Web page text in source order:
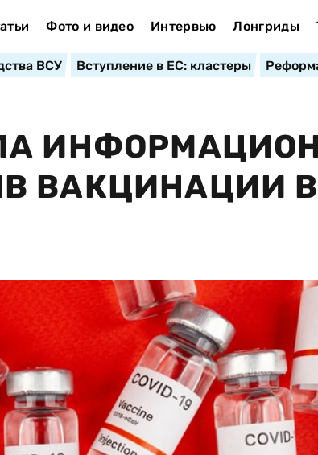
Фото и видео Интервью Лонгриды
ВСУ Вступление в ЕС: кластеры
ВАКЦИНАЦИИ В